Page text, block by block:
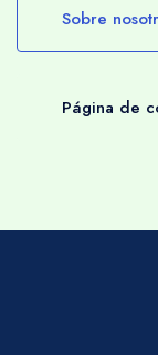
apoyo
Sobre
Página de